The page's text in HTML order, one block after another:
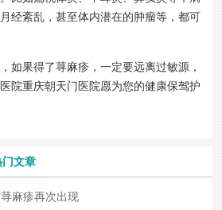
经紊乱，甚至体内潜在的肿瘤等，都可
果得了荨麻疹，一定要远离过敏源，
院重庆朝天门医院愿为您的健康保驾护
门文章
麻疹再次出现